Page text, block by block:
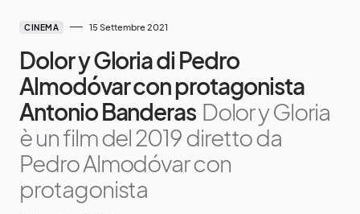
CINEMA 15 Settembre 2021
Dolor y Gloria di Pedro
Almodóvar con protagonista
Antonio Banderas Dolor y Gloria
è un film del 2019 diretto da
Pedro Almodóvar con
protagonista